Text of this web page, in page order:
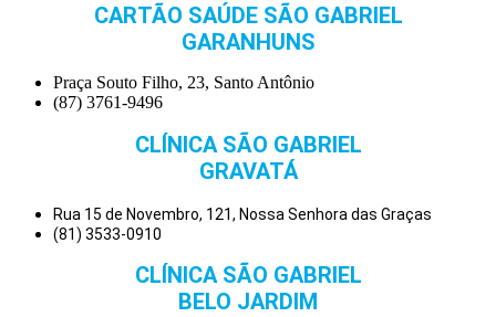
CARTÃO SAÚDE SÃO GABRIEL
GARANHUNS
Praça Souto Filho, 23, Santo Antônio
(87) 3761-9496
CLÍNICA SÃO GABRIEL
GRAVATÁ
Rua 15 de Novembro, 121, Nossa Senhora das Graças
(81) 3533-0910
CLÍNICA SÃO GABRIEL
BELO JARDIM